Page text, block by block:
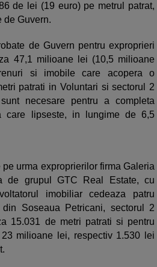
de lei (19 euro) pe metrul patrat,
de Guvern.
de Guvern pentru exproprieri
47,1 milioane lei (10,5 milioane
si imobile care acopera o
patrati in Voluntari si sectorul 2
necesare pentru a completa
care lipseste, in lungime de 6,5
urma exproprierilor firma Galeria
de grupul GTC Real Estate, cu
imobiliar cedeaza patru
Soseaua Petricani, sectorul 2
15.031 de metri patrati si pentru
milioane lei, respectiv 1.530 lei